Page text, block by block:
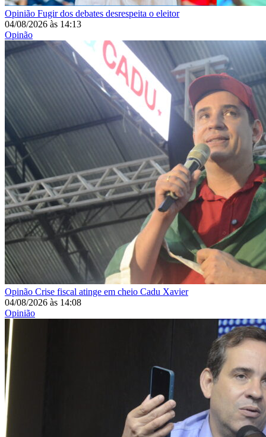
Opinião Fugir dos debates desrespeita o eleitor
04/08/2026 às 14:13
Opinão
Opinão Crise fiscal atinge em cheio Cadu Xavier
04/08/2026 às 14:08
Opinião